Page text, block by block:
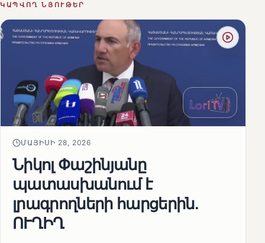
ԿԱՊՎՈՂ ՆՅՈՒԹԵՐ
ՄԱՅԻՍԻ 28, 2026
Նիկոլ Փաշինյանը
պատասխանում է
լրագրողների հարցերին․
ՈՒՂԻՂ